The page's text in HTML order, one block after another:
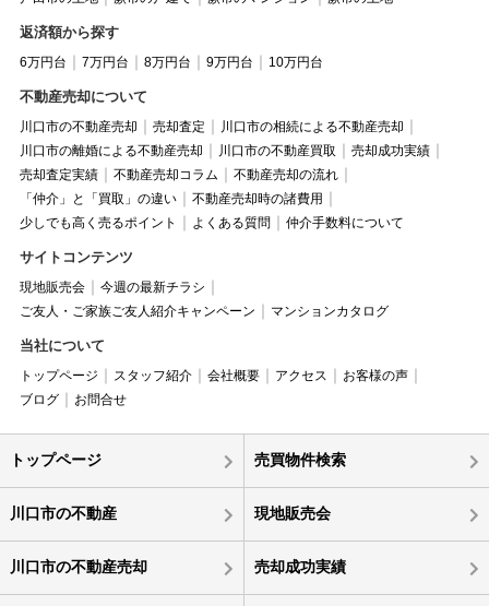
返済額から探す
6万円台 7万円台 8万円台 9万円台 10万円台
不動産売却について
川口市の不動産売却 売却査定
川口市の相続による不動産売却
川口市の離婚による不動産売却
川口市の不動産買取
売却成功実績
売却査定実績
不動産売却コラム
不動産売却の流れ
「仲介」と「買取」の違い
不動産売却時の諸費用
少しでも高く売るポイント
よくある質問 仲介手数料について
サイトコンテンツ
現地販売会
今週の最新チラシ
ご友人・ご家族ご友人紹介キャンペーン
マンションカタログ
当社について
トップページ スタッフ紹介 会社概要 アクセス
お客様の声
ブログ
お問合せ
トップページ 売買物件検索
川口市の不動産 現地販売会
川口市の不動産売却 売却成功実績